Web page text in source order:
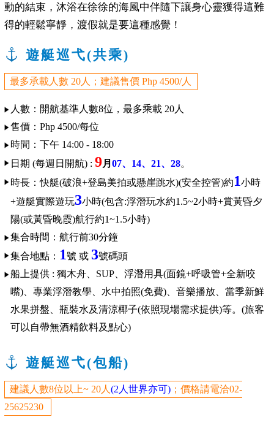
動的結束，沐浴在徐徐的海風中伴隨下讓身心靈獲得這難
得的輕鬆寧靜，渡假就是要這種感覺！
遊艇巡弋(共乘)
最多承載人數 20人；建議售價 Php 4500/人
人數：開航基準人數8位，最多乘載 20人
售價：Php 4500/每位
時間：下午 14:00 - 18:00
日期 (每週日開航) : 9月 07、14、21、28。
時長：快艇(破浪+登島美拍或懸崖跳水)(安全控管)約1小時
+遊艇實際遊玩3小時(包含:浮潛玩水約1.5~2小時+賞黃昏夕
陽(或黃昏晚霞)航行約1~1.5小時)
集合時間：航行前30分鐘
集合地點： 1號 或 3號碼頭
船上提供 : 獨木舟、SUP、浮潛用具(面鏡+呼吸管+全新咬
嘴)、專業浮潛教學、水中拍照(免費)、 音樂播放、當季新鮮
水果拼盤、瓶裝水及清涼椰子(依照現場需求提供)等。(旅客
可以自帶無酒精飲料及點心)
遊艇巡弋(包船)
建議人數8位以上~ 20人(2人世界亦可) ；價格請電洽02-
25625230